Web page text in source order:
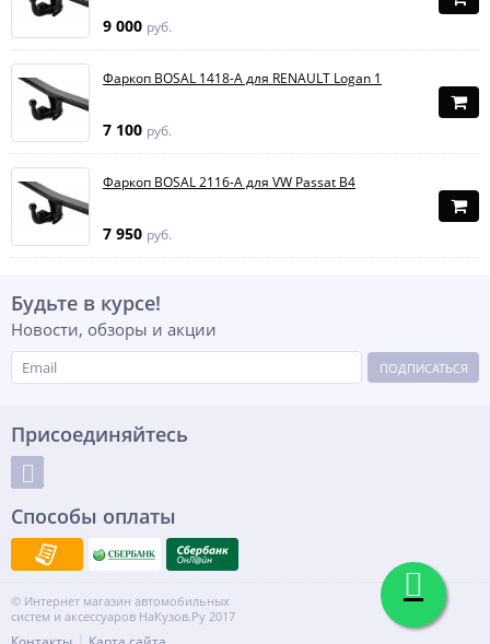
9 000 руб.
Фаркоп BOSAL 1418-A для RENAULT Logan 1
7 100 руб.
Фаркоп BOSAL 2116-A для VW Passat B4
7 950 руб.
Будьте в курсе!
Новости, обзоры и акции
ПОДПИСАТЬСЯ
Присоединяйтесь
Способы оплаты
© Интернет магазин автомобильных
систем и аксессуаров НаКузов.Ру 2017